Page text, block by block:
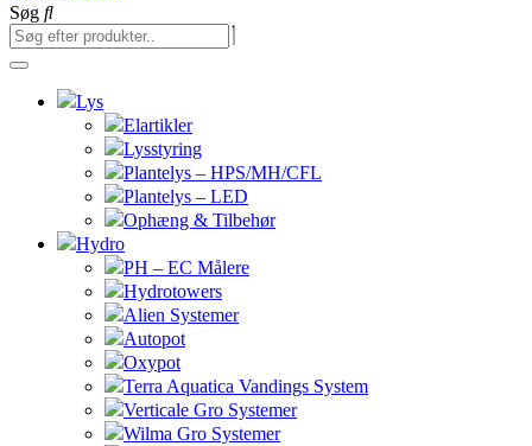
Søg
Lys
Elartikler
Lysstyring
Plantelys – HPS/MH/CFL
Plantelys – LED
Ophæng & Tilbehør
Hydro
PH – EC Målere
Hydrotowers
Alien Systemer
Autopot
Oxypot
Terra Aquatica Vandings System
Verticale Gro Systemer
Wilma Gro Systemer